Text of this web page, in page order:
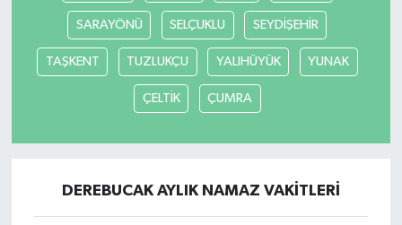
SARAYÖNÜ SELÇUKLU SEYDİŞEHİR
TAŞKENT TUZLUKÇU YALIHÜYÜK YUNAK
ÇELTİK ÇUMRA
DEREBUCAK AYLIK NAMAZ VAKITLERI